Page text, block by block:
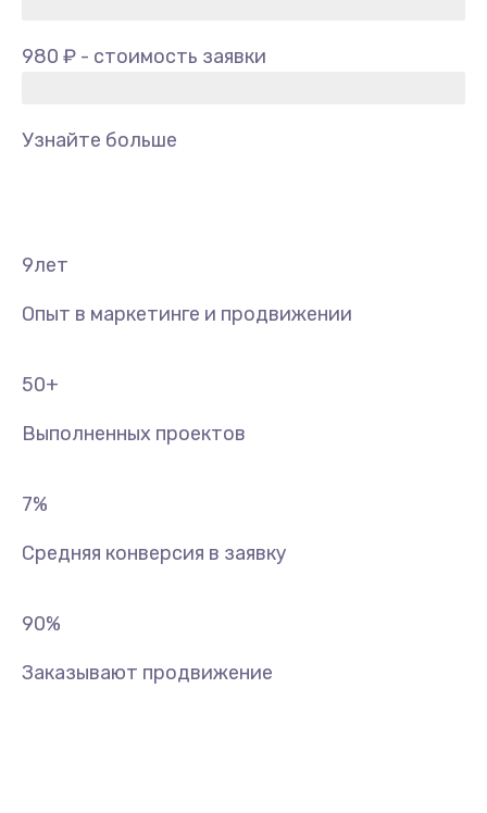
980 ₽ - стоимость заявки
Узнайте больше
9лет
Опыт в маркетинге и продвижении
50+
Выполненных проектов
7%
Средняя конверсия в заявку
90%
Заказывают продвижение